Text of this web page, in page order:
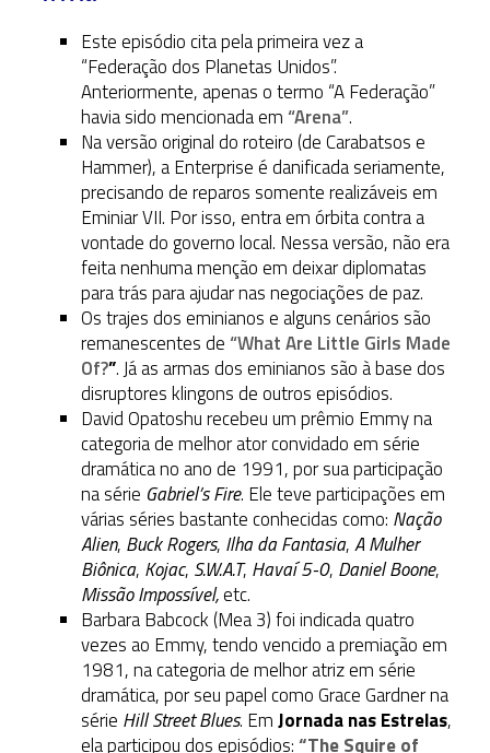
Este episódio cita pela primeira vez a
“Federação dos Planetas Unidos”.
Anteriormente, apenas o termo “A Federação”
havia sido mencionada em “Arena”.
Na versão original do roteiro (de Carabatsos e
Hammer), a Enterprise é danificada seriamente,
precisando de reparos somente realizáveis em
Eminiar VII. Por isso, entra em órbita contra a
vontade do governo local. Nessa versão, não era
feita nenhuma menção em deixar diplomatas
para trás para ajudar nas negociações de paz.
Os trajes dos eminianos e alguns cenários são
remanescentes de “What Are Little Girls Made
Of?”. Já as armas dos eminianos são à base dos
disruptores klingons de outros episódios.
David Opatoshu recebeu um prêmio Emmy na
categoria de melhor ator convidado em série
dramática no ano de 1991, por sua participação
na série Gabriel’s Fire. Ele teve participações em
várias séries bastante conhecidas como: Nação
Alien, Buck Rogers, Ilha da Fantasia,A Mulher
Biônica, Kojac, S.W.A.T, Havaí 5-0, Daniel Boone,
Missão Impossível,etc.
Barbara Babcock (Mea 3) foi indicada quatro
vezes ao Emmy, tendo vencido a premiação em
1981, na categoria de melhor atriz em série
dramática, por seu papel como Grace Gardner na
série Hill Street Blues. EmJornada nas Estrelas,
ela participou dos episódios:“The Squire of